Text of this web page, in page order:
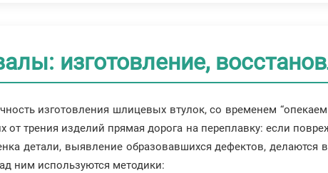
изготовление,
изготовления шлицевых втулок, со временем
от трения изделий прямая дорога на переплавку: если
детали, выявление образовавшихся дефектов,
ним используются методики: